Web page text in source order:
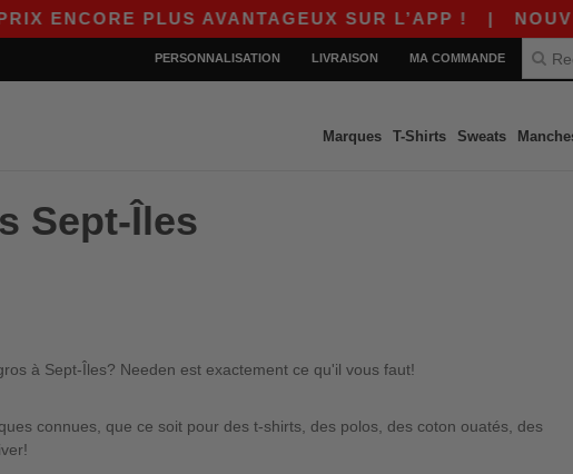
PLUS AVANTAGEUX SUR L’APP !|
PERSONNALISATION LIVRAISON MA COMMANDE
Marques T-Shirts Sweats
Sept-Îles
à Sept-Îles? Needen est exactement ce qu'il vous faut!
connues, que ce soit pour des t-shirts, des polos, des coton ouatés, des